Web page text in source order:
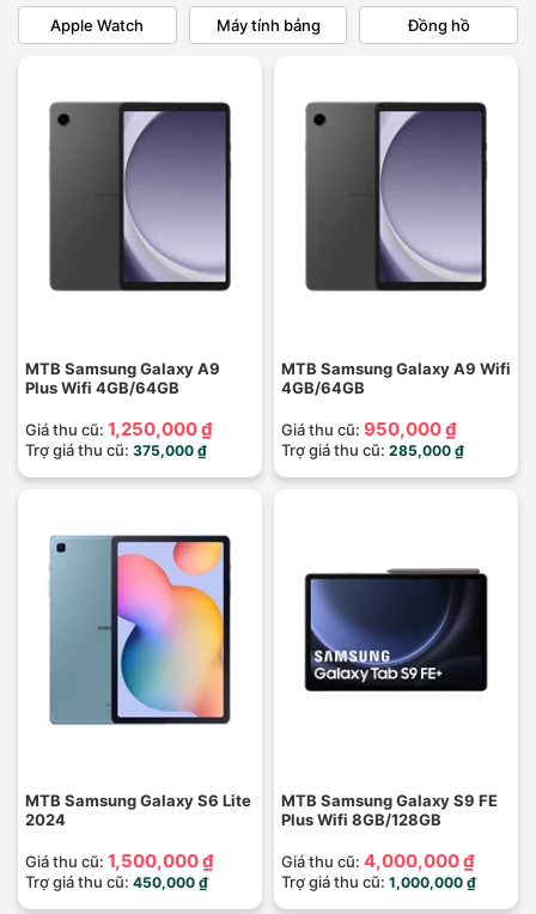
Apple Watch Máy tính bảng Đồng hồ
MTB Samsung Galaxy A9
Plus Wifi 4GB/64GB
Giá thu cũ: 1,250,000 ₫
Trợ giá thu cũ: 375,000 ₫
MTB Samsung Galaxy A9 Wifi
4GB/64GB
Giá thu cũ: 950,000 ₫
Trợ giá thu cũ: 285,000 ₫
MTB Samsung Galaxy S6 Lite
2024
Giá thu cũ: 1,500,000 ₫
Trợ giá thu cũ: 450,000 ₫
MTB Samsung Galaxy S9 FE
Plus Wifi 8GB/128GB
Giá thu cũ: 4,000,000 ₫
Trợ giá thu cũ: 1,000,000 ₫